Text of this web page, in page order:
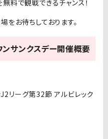
料で観戦できるチャンス！
お待ちしております。
サンクスデー開催概要
リーグ第32節 アルビレック